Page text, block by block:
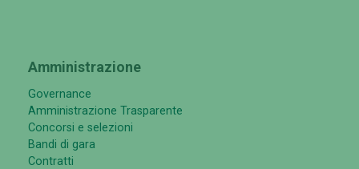
Amministrazione
Governance
Amministrazione Trasparente
Concorsi e selezioni
Bandi di gara
Contratti